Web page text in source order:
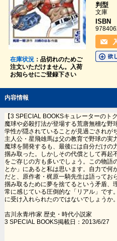
在庫状況：品切れのためご
注文いただけません。入荷
お知らせにご登録下さい
判型
文庫
ISBN
内容情報
【3 SPECIAL BOOKSキュレーターのト
魔球や必殺打法が登場する荒唐無稽な野
学性が隠されていることが見過ごされが
主人公・星飛雄馬は父の教育で野球の実
魔球を開発するも、最後には自分だけの
掴み取った。しかしその代償として再
をご存じの方も多いでしょう。この物語
とか」にあると私は思います。自力で何
だと、原作者・梶原一騎先生は語ってお
掴み取るために夢を捨てるという矛盾、
常に感じている圧倒的な「リアル」です
に受け入れられたのではないでしょうか。
吉川永青/作家 歴史・時代小説家
3 SPECIAL BOOKS掲載日：2013/6/27